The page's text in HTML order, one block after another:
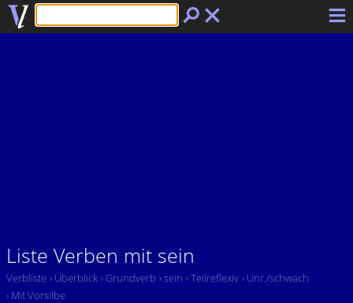
Liste Verben mit sein
Verbliste › Überblick › Grundverb › sein › Teilreflexiv › Unr./schwach
› Mit Vorsilbe